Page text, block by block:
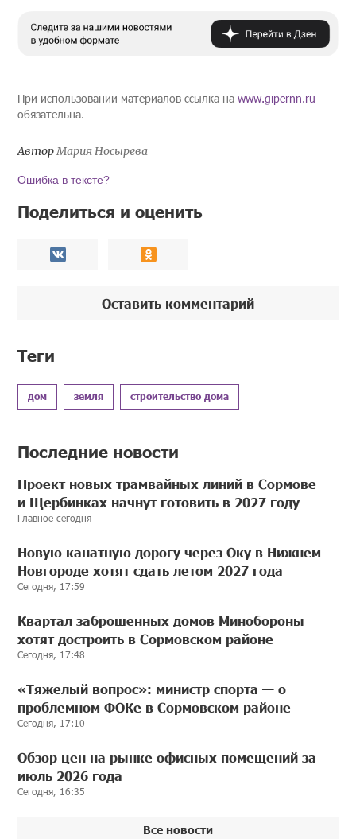
При использовании материалов ссылка наwww.gipernn.ru
обязательна.
Автор Мария Носырева
Ошибка в тексте?
Поделиться и оценить
Оставить комментарий
Теги
дом земля строительство дома
Последние новости
Проект новых трамвайных линий в Сормове
и Щербинках начнут готовить в 2027 году
Главное сегодня
Новую канатную дорогу через Оку в Нижнем
Новгороде хотят сдать летом 2027 года
Сегодня, 17:59
Квартал заброшенных домов Минобороны
хотят достроить в Сормовском районе
Сегодня, 17:48
«Тяжелый вопрос»: министр спорта — о
проблемном ФОКе в Сормовском районе
Сегодня, 17:10
Обзор цен на рынке офисных помещений за
июль 2026 года
Сегодня, 16:35
Все новости